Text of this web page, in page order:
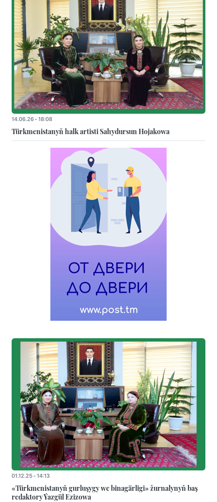
14.06.26 - 18:08
Türkmenistanyň halk artisti Sahydursun Hojakowa
01.12.25 - 14:13
«Türkmenistanyň gurluşygy we binagärligi» žurnalynyň baş
redaktory Ýazgül Ezizowa